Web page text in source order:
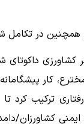
همچنین در
کشاورزی داکوتای
کار
ترکیب کرد
ایمنی کشاورزان/